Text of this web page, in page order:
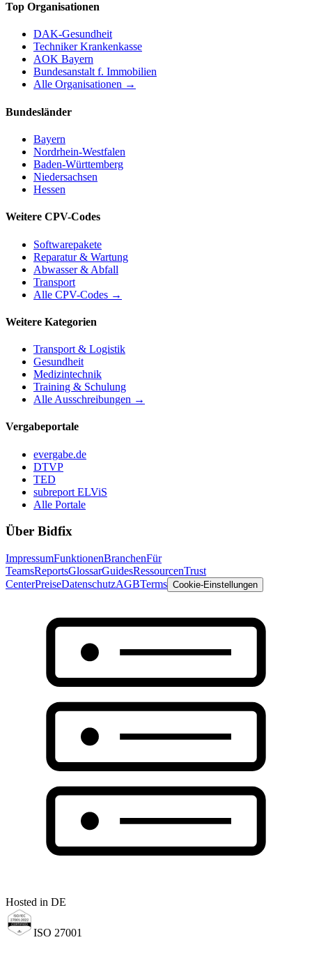
Top Organisationen
DAK-Gesundheit
Techniker Krankenkasse
AOK Bayern
Bundesanstalt f. Immobilien
Alle Organisationen →
Bundesländer
Bayern
Nordrhein-Westfalen
Baden-Württemberg
Niedersachsen
Hessen
Weitere CPV-Codes
Softwarepakete
Reparatur & Wartung
Abwasser & Abfall
Transport
Alle CPV-Codes →
Weitere Kategorien
Transport & Logistik
Gesundheit
Medizintechnik
Training & Schulung
Alle Ausschreibungen →
Vergabeportale
evergabe.de
DTVP
TED
subreport ELViS
Alle Portale
Über Bidfix
ImpressumFunktionenBranchenFür
TeamsReportsGlossarGuidesRessourcenTrust
CenterPreiseDatenschutzAGBTerms Cookie-Einstellungen
Hosted in DE
ISO 27001